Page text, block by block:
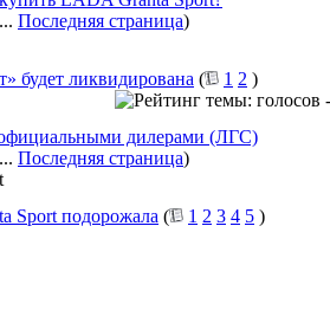
... Последняя страница)
будет ликвидирована ( 1 2 )
дилерами (ЛГС)
... Последняя страница)
Sport подорожала ( 1 2 3 4 5 )